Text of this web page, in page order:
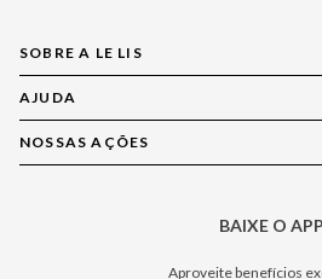
SOBRE A LE LIS
Quem Somos
Nossas Lojas
Política de Privacidade
AJUDA
Compre pelo WhatsApp
Central de Relacionamento
NOSSAS AÇÕES
BAIXE O APP
Aproveite benefícios